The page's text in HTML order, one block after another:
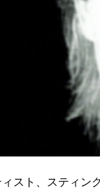
スト、スティン